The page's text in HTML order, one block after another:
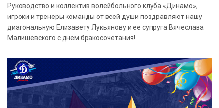
Руководство и коллектив волейбольного клуба «Динамо»,
игроки и тренеры команды от всей души поздравляют нашу
диагональную Елизавету Лукьянову и ее супруга Вячеслава
Малишевского с днем бракосочетания!